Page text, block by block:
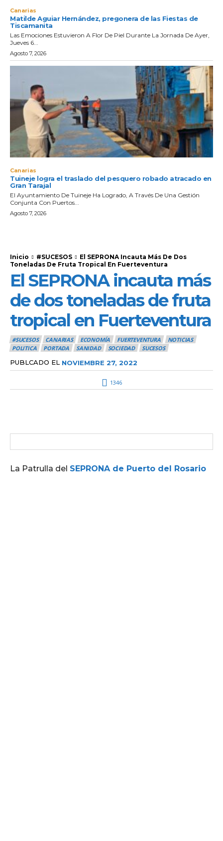
Canarias
Matilde Aguiar Hernández, pregonera de las Fiestas de
Tiscamanita
Las Emociones Estuvieron A Flor De Piel Durante La Jornada De Ayer,
Jueves 6...
Agosto 7, 2026
Canarias
Tuineje logra el traslado del pesquero robado atracado en
Gran Tarajal
El Ayuntamiento De Tuineje Ha Logrado, A Través De Una Gestión
Conjunta Con Puertos...
Agosto 7, 2026